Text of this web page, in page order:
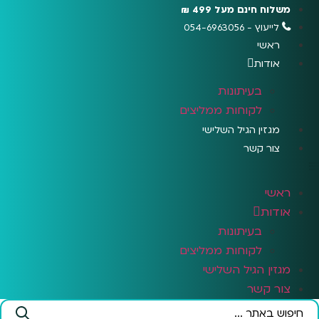
לתוכן
משלוח חינם מעל 499 ₪
לייעוץ - 054-6963056
ראשי
אודות
בעיתונות
לקוחות ממליצים
מגזין הגיל השלישי
צור קשר
ראשי
אודות
בעיתונות
לקוחות ממליצים
מגזין הגיל השלישי
צור קשר
Search